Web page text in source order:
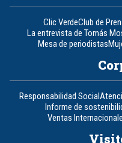
Clic VerdeClub de
La entrevista de Tomás
Mesa de periodistas
Responsabilidad Social
Informe de
Ventas